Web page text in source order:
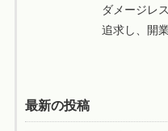
ダメージレ
追求し、開
最新の投稿